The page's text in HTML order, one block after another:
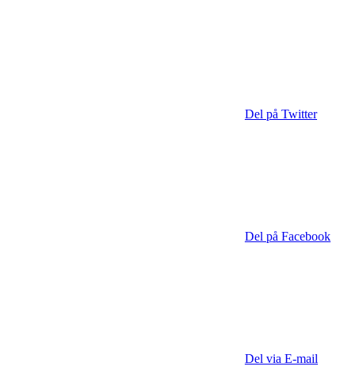
Del på Twitter
Del på Facebook
Del via E-mail